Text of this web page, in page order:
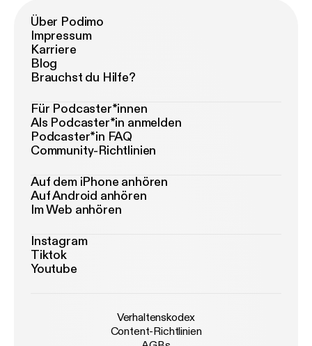
Über Podimo
Impressum
Karriere
Blog
Brauchst du Hilfe?
Für Podcaster*innen
Als Podcaster*in anmelden
Podcaster*in FAQ
Community-Richtlinien
Auf dem iPhone anhören
Auf Android anhören
Im Web anhören
Instagram
Tiktok
Youtube
Verhaltenskodex
Content-Richtlinien